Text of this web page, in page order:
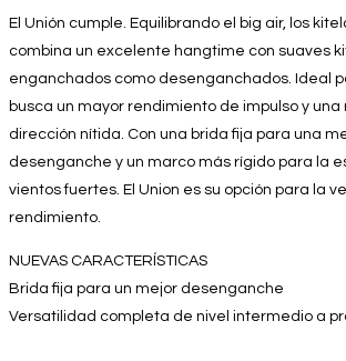
El Unión cumple. Equilibrando el big air, los
combina un excelente hangtime con suaves
enganchados como desenganchados. Ideal
busca un mayor rendimiento de impulso y
dirección nítida. Con una brida fija para una
desenganche y un marco más rígido para la
vientos fuertes. El Union es su opción para la
rendimiento.
NUEVAS CARACTERÍSTICAS
Brida fija para un mejor desenganche
Versatilidad completa de nivel intermedio a